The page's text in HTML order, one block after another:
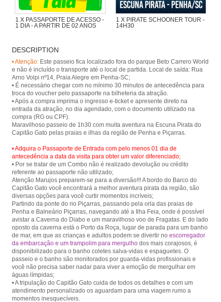
1 X PASSAPORTE DE ACESSO -
1 DIA - A PARTIR DE 02 ANOS
1 X PIRATE SCHOONER TOUR -
14H30
beaches and islands at the region
from Penha and Piçarras.
DESCRIPTION
• Atenção: Este passeio fica localizado fora do parque Beto Carrero World
e não é incluído o transporte até o local de partida. Local de saída: Rua
Arno Volpi nº14, Praia Alegre em Penha-SC;
• É necessário chegar com no mínimo 30 minutos de antecedência para
troca do voucher pelo passaporte na bilheteria da atração.
• Após a compra imprima o ingresso e-ticket e apresente direto na
entrada da atração, no dia agendado, com o documento utilizado na
compra (RG ou CPF).
Maravilhoso passeio de 1h30 com muita aventura na Escuna Pirata do
• Adquira o Passaporte de Entrada com pelo menos 01 dia de
antecedência a data da visita para obter um valor diferenciado;
• Por se tratar de um Combo não é realizado devolução ou crédito
referente ao passaporte não utilizado;
Atenção Marujos preparem-se para a diversão!!! A bordo do Barco do
Capitão Gato você encontrará a melhor aventura pirata da região, são
diversas opções para você curtir momentos incríveis;
Partindo da ponte do rio Piçarras, passando pela orla das praias de
Penha e Balneário Piçarras, navegando até a Ilha Feia, onde é possível
avistar a Caverna do Diabo e um maravilhoso voo de Fragatas. E do lado
oposto da caverna está o Porto da Roça, lugar de parada para um banho
de mar, em que as crianças e adultos podem se divertir no escorregador
da embarcação e um trampolim para mergulho dos mais corajosos, é
disponibilizado para o banho coletes salva-vidas e espaguetes. O
passeio e o banho são monitorados por guarda-vidas profissionais e
você não precisa saber nadar para viver a emoção de mergulhar em
águas límpidas;
• A tripulação do Capitão Gato cuida de todos os detalhes e com um
atendimento personalizado os aguardam para uma viagem rumo a